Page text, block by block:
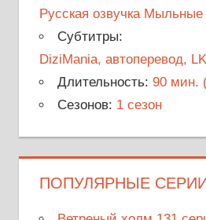
Русская озвучка
Субтитры:
DiziMania, автоперевод,
Длительность: 90 мин.
Сезонов: 1 сезон
ПОПУЛЯРНЫЕ